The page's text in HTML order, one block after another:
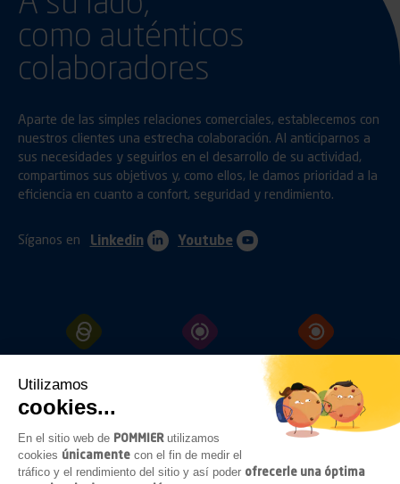
Utilizamos
cookies...
En el sitio web de POMMIER utilizamos
cookies únicamente con el fin de medir el
tráfico y el rendimiento del sitio y así poder ofrecerle una óptima
como auténticos
colaboradores
Aparte de las simples relaciones comerciales, establecemos con
nuestros clientes una estrecha colaboración. Al anticiparnos a
sus necesidades y seguirlos en el desarrollo de su actividad,
compartimos sus objetivos y, como ellos, le damos prioridad a la
eficiencia en cuanto a confort, seguridad y rendimiento.
Síganos en Linkedin Youtube
CERRAMIENTOS ILUMINACIÓN